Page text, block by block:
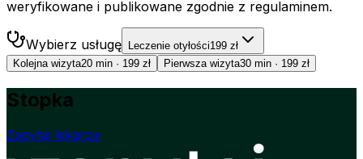
weryfikowane i publikowane zgodnie z regulaminem.
Wybierz usługę Leczenie otyłości199 zł
Kolejna wizyta20 min · 199 zł Pierwsza wizyta30 min · 199 zł
Stopka
Zapytaj lekarza